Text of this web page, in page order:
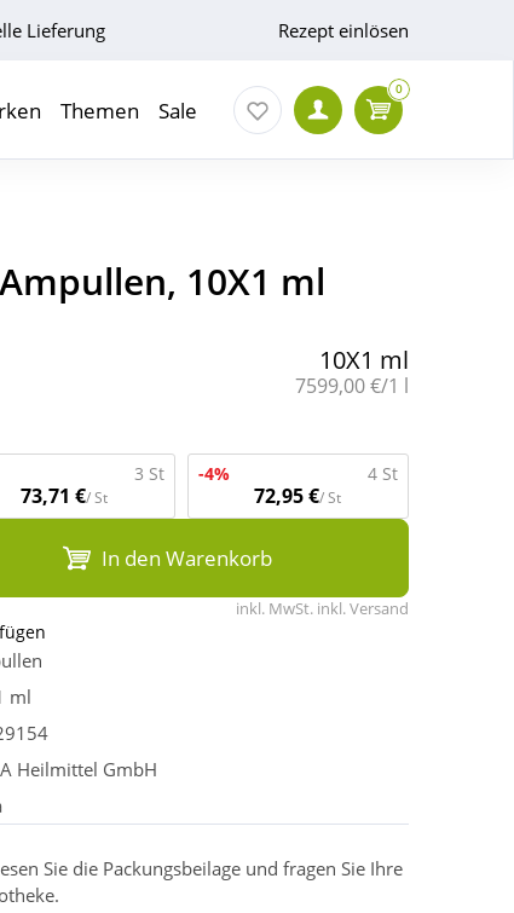
Lieferung Rezept einlösen
Themen Sale
0
10X1 ml
10X1 ml
Grundpreis:
7599,00 €/1 l
3 St
73,71 €/ St
-4% 4 St
72,95 €/ St
In den Warenkorb
inkl. MwSt. inkl. Versand
ml
Heilmittel GmbH
Sie die Packungsbeilage und fragen Sie Ihre